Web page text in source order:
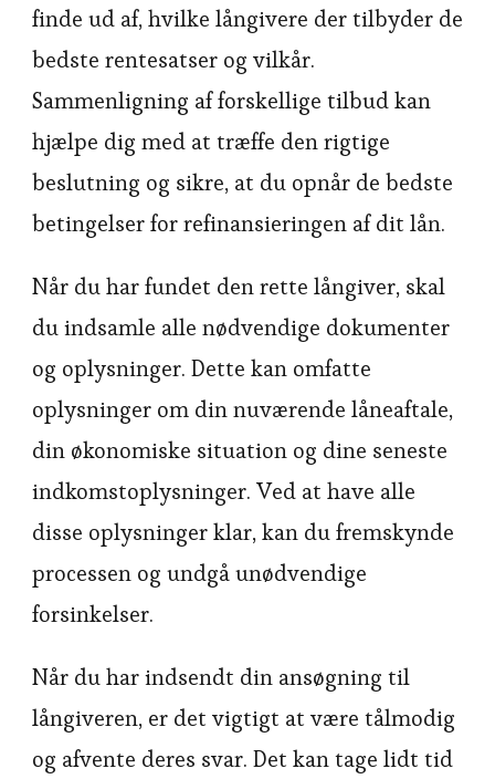
finde ud af, hvilke långivere der tilbyder de
bedste rentesatser og vilkår.
Sammenligning af forskellige tilbud kan
hjælpe dig med at træffe den rigtige
beslutning og sikre, at du opnår de bedste
betingelser for refinansieringen af dit lån.
Når du har fundet den rette långiver, skal
du indsamle alle nødvendige dokumenter
og oplysninger. Dette kan omfatte
oplysninger om din nuværende låneaftale,
din økonomiske situation og dine seneste
indkomstoplysninger. Ved at have alle
disse oplysninger klar, kan du fremskynde
processen og undgå unødvendige
forsinkelser.
Når du har indsendt din ansøgning til
långiveren, er det vigtigt at være tålmodig
og afvente deres svar. Det kan tage lidt tid